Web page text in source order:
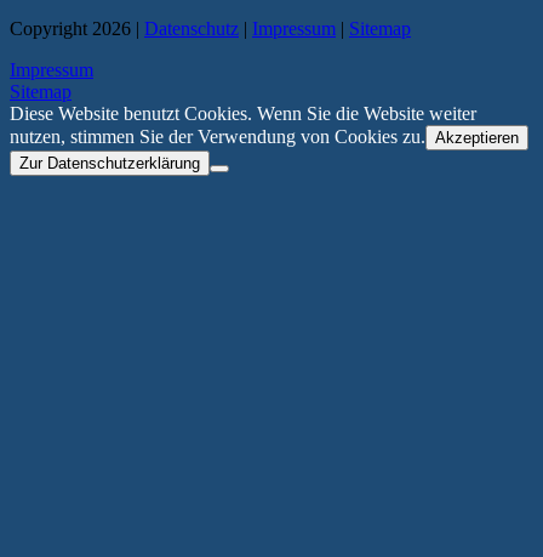
Copyright 2026 | Datenschutz | Impressum | Sitemap
Impressum
Sitemap
Diese Website benutzt Cookies. Wenn Sie die Website weiter
nutzen, stimmen Sie der Verwendung von Cookies zu. Akzeptieren
Zur Datenschutzerklärung